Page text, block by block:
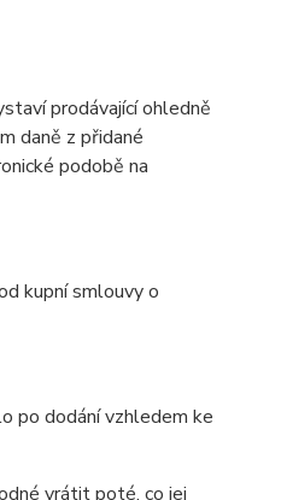
prodávající ohledně
daně z přidané
podobě na
kupní smlouvy o
po dodání vzhledem ke
vrátit poté, co jej